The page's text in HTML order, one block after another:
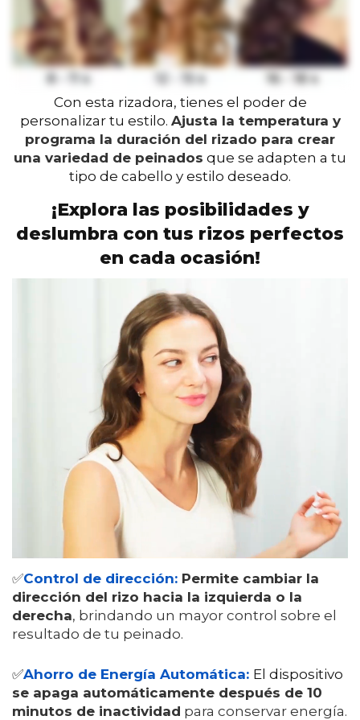
Con esta rizadora, tienes el poder de
personalizar tu estilo. Ajusta la temperatura y
programa la duración del rizado para crear
una variedad de peinados que se adapten a tu
tipo de cabello y estilo deseado.
¡Explora las posibilidades y
deslumbra con tus rizos perfectos
en cada ocasión!
✅Control de dirección: Permite cambiar la
dirección del rizo hacia la izquierda o la
derecha, brindando un mayor control sobre el
resultado de tu peinado.
✅Ahorro de Energía Automática: El dispositivo
se apaga automáticamente después de 10
minutos de inactividad para conservar energía.